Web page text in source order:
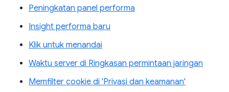
Peningkatan panel performa
Insight performa baru
Klik untuk menandai
Waktu server di Ringkasan permintaan jaringan
Memfilter cookie di 'Privasi dan keamanan'